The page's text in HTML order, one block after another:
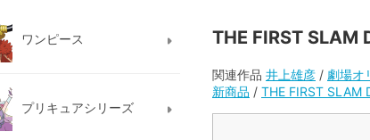
THE FIRST SLAM
関連作品 井上雄彦 / 劇場オ
新商品 / THE FIRST
ワンピース
プリキュアシリーズ